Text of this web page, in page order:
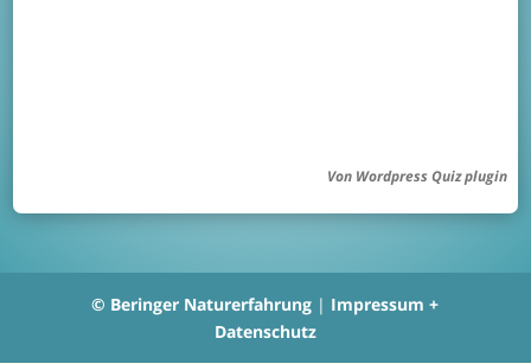
Von Wordpress Quiz plugin
© Beringer Naturerfahrung | Impressum +
Datenschutz